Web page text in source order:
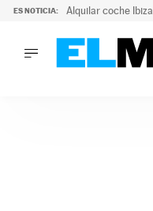
ES NOTICIA: Alquilar coche Ibiza